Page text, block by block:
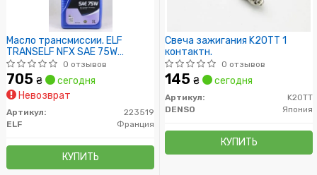
Масло трансмиссии. ELF
TRANSELF NFX SAE 75W
(Канистра 1л)0 отзывов
705 ₴
сегодня
Невозврат
Артикул:
223519
ELF
Франция
КУПИТЬ
Свеча зажигания K20TT 1
контактн.
0 отзывов
145 ₴ сегодня
Артикул:
K20TT
DENSO
Япония
КУПИТЬ